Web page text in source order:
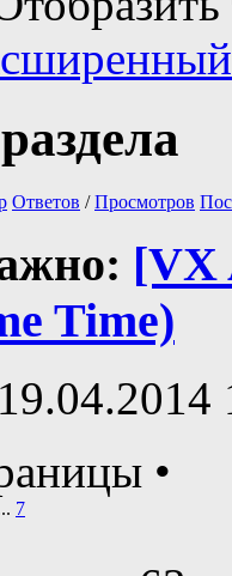
Ответов /Просмотров
[VX
Time)
•
7